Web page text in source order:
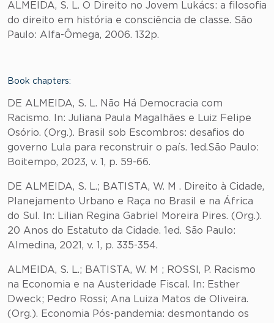
ALMEIDA, S. L. O Direito no Jovem Lukács: a filosofia
do direito em história e consciência de classe. São
Paulo: Alfa-Ômega, 2006. 132p.
Book chapters:
DE ALMEIDA, S. L. Não Há Democracia com
Racismo. In: Juliana Paula Magalhães e Luiz Felipe
Osório. (Org.). Brasil sob Escombros: desafios do
governo Lula para reconstruir o país. 1ed.São Paulo:
Boitempo, 2023, v. 1, p. 59-66.
DE ALMEIDA, S. L.; BATISTA, W. M . Direito à Cidade,
Planejamento Urbano e Raça no Brasil e na África
do Sul. In: Lilian Regina Gabriel Moreira Pires. (Org.).
20 Anos do Estatuto da Cidade. 1ed. São Paulo:
Almedina, 2021, v. 1, p. 335-354.
ALMEIDA, S. L.; BATISTA, W. M ; ROSSI, P. Racismo
na Economia e na Austeridade Fiscal. In: Esther
Dweck; Pedro Rossi; Ana Luiza Matos de Oliveira.
(Org.). Economia Pós-pandemia: desmontando os